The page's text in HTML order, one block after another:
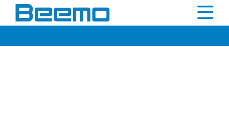
principal